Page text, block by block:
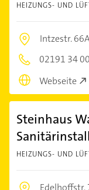
HEIZUNGS- UND
Intzestr.
02191 34
Webseite
Steinhaus
HEIZUNGS- UND
Edelhoffstr.